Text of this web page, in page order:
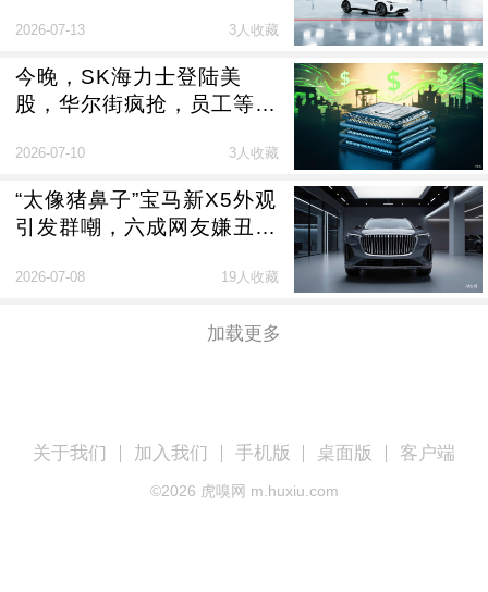
2026-07-13 3人收藏
今晚，SK海力士登陆美
股，华尔街疯抢，员工等分
2026-07-10 3人收藏
“太像猪鼻子”宝马新X5外观
引发群嘲，六成网友嫌丑，
15万
2026-07-08 19人收藏
加载更多
关于我们 加入我们 手机版 桌面版 客户端
©2026 虎嗅网 m.huxiu.com